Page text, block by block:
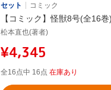
セット コミック
【コミック】怪獣8号(全16巻
松本直也(著者)
¥4,345
全16点中 16点 在庫あり